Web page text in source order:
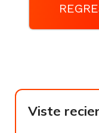
Viste